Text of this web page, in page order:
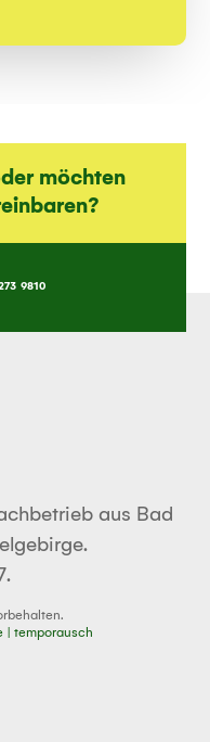
möchten
9810
aus Bad
| temporausch